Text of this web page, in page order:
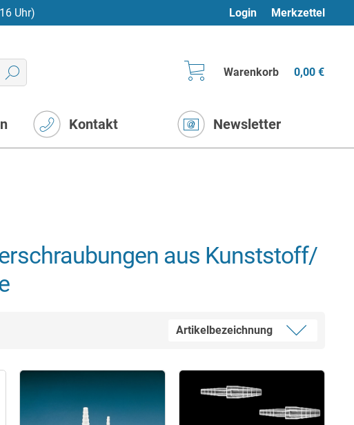
Uhr) Login Merkzettel
Warenkorb 0,00 €
Kontakt Newsletter
aus Kunststoff/